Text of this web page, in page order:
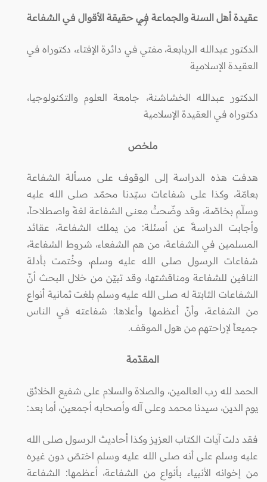
عقيدة أهل السنة والجماعة في حقيقة الأقوال في الشفاعة
(*)
الدكتور عبدالله الربابعـة، مفتي في دائرة الإفتاء، دكتوراه في
العقيدة الإسلامية
الدكتور عبدالله الخشاشنة، جامعة العلوم والتكنولوجيا،
دكتوراه في العقيدة الإسلامية
ملخص
هدفت هذه الدراسة إلى الوقوف على مسألة الشفاعة
بعامّة، وكذا على شفاعات سيّدنا محمّد صلى الله عليه
وسلّم بخاصّة، وقد وضّحتُ معنى الشفاعة لغةً واصطلاحاً،
وأجابت الدراسةً عن أسئلة: من يملك الشفاعة، عقائد
المسلمين في الشفاعة، من هم الشفعاء، شروط الشفاعة،
شفاعات الرسول صلى الله عليه وسلم، وخُتمت بأدلة
النافين للشفاعة ومناقشتها، وقد تبيّن من خلال البحث أنّ
الشفاعات الثابتة له صلى الله عليه وسلم بلغت ثمانية أنواع
من الشفاعة، وأنّ أعظمها وأعلاها: شفاعته في الناس
جميعاً لإراحتهم من هول الموقف.
المقدّمة
الحمد لله رب العالمين، والصلاة والسلام على شفيع الخلائق
يوم الدين، سيدنا محمد وعلى آله وأصحابه أجمعين، أما بعد:
فقد دلت آيات الكتاب العزيز وكذا أحاديث الرسول صلى الله
عليه وسلم على أنه صلى الله عليه وسلم اختصّ دون غيره
من إخوانه الأنبياء بأنواع من الشفاعة، أعظمها: الشفاعة